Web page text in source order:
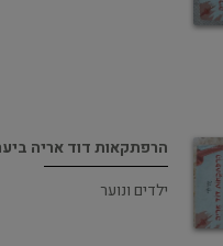
הרפתקאות דוד אריה
ילדים ונוער